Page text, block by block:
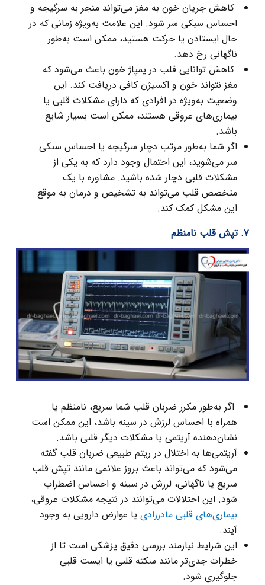
کاهش جریان خون به مغز می‌تواند منجر به سرگیجه و
احساس سبکی سر شود. این علامت به‌ویژه زمانی که در
حال ایستادن یا حرکت هستید، ممکن است به‌طور
ناگهانی رخ دهد.
کاهش توانایی قلب در پمپاژ خون باعث می‌شود که
مغز نتواند خون و اکسیژن کافی دریافت کند. این
وضعیت به‌ویژه در افرادی که دارای مشکلات قلبی یا
بیماری‌های عروقی هستند، ممکن است بسیار شایع
باشد.
اگر شما به‌طور مرتب دچار سرگیجه یا احساس سبکی
سر می‌شوید، این احتمال وجود دارد که به یکی از
مشکلات قلبی دچار شده باشید. مشاوره با یک
متخصص قلب می‌تواند به تشخیص و درمان به موقع
این مشکل کمک کند.
۷. تپش قلب نامنظم
اگر به‌طور مکرر ضربان قلب شما سریع، نامنظم یا
همراه با احساس لرزش در سینه باشد، این ممکن است
نشان‌دهنده آریتمی یا مشکلات دیگر قلبی باشد.
آریتمی‌ها به اختلال در ریتم طبیعی ضربان قلب گفته
می‌شود که می‌تواند باعث بروز علائمی مانند تپش قلب
سریع یا ناگهانی، لرزش در سینه و احساس اضطراب
شود. این اختلالات می‌توانند در نتیجه مشکلات عروقی،
بیماری‌های قلبی مادرزادییا عوارض دارویی به وجود
آیند.
این شرایط نیازمند بررسی دقیق پزشکی است تا از
خطرات جدی‌تر مانند سکته قلبی یا ایست قلبی
جلوگیری شود.